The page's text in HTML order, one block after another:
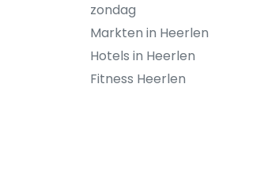
zondag
Markten in Heerlen
Hotels in Heerlen
Fitness Heerlen